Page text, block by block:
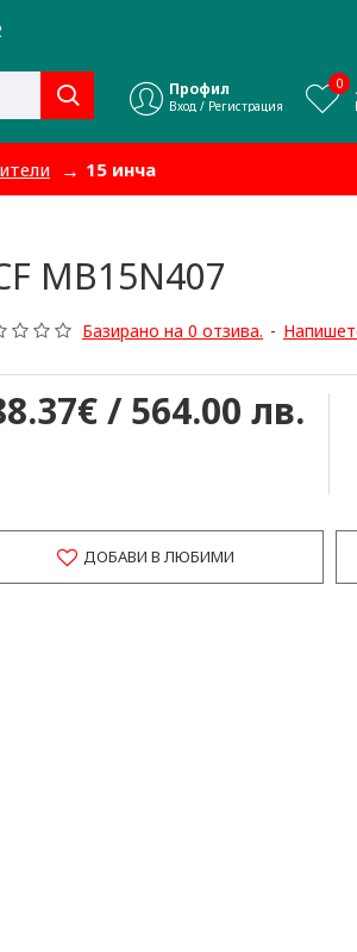
Профил
Вход / Регистрация
0
15 инча
MB15N407
Базирано на 0 отзива. -
/ 564.00 лв.
ДОБАВИ В ЛЮБИМИ